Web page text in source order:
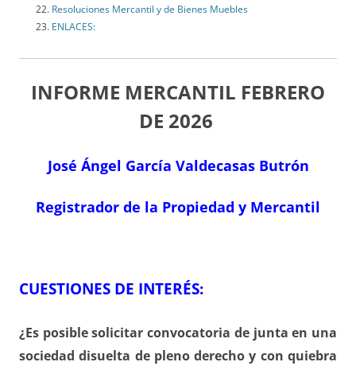
Resoluciones Mercantil y de Bienes Muebles
ENLACES:
INFORME MERCANTIL FEBRERO
DE 2026
José Ángel García Valdecasas Butrón
Registrador de la Propiedad y Mercantil
CUESTIONES DE INTERÉS:
¿Es posible solicitar convocatoria de junta en una
sociedad disuelta de pleno derecho y con quiebra